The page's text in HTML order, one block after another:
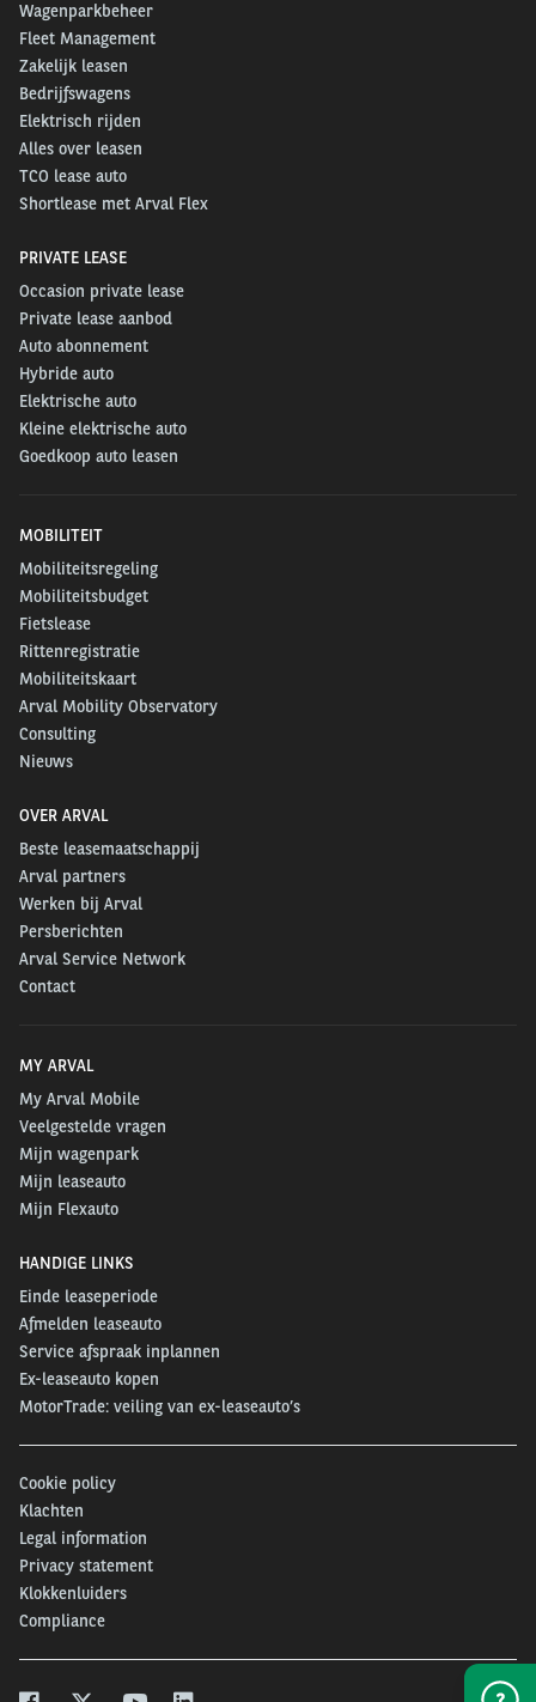
Wagenparkbeheer
Fleet Management
Zakelijk leasen
Bedrijfswagens
Elektrisch rijden
Alles over leasen
TCO lease auto
Shortlease met Arval Flex
PRIVATE LEASE
Occasion private lease
Private lease aanbod
Auto abonnement
Hybride auto
Elektrische auto
Kleine elektrische auto
Goedkoop auto leasen
MOBILITEIT
Mobiliteitsregeling
Mobiliteitsbudget
Fietslease
Rittenregistratie
Mobiliteitskaart
Arval Mobility Observatory
Consulting
Nieuws
OVER ARVAL
Beste leasemaatschappij
Arval partners
Werken bij Arval
Persberichten
Arval Service Network
Contact
MY ARVAL
My Arval Mobile
Veelgestelde vragen
Mijn wagenpark
Mijn leaseauto
Mijn Flexauto
HANDIGE LINKS
Einde leaseperiode
Afmelden leaseauto
Service afspraak inplannen
Ex-leaseauto kopen
MotorTrade: veiling van ex-leaseauto’s
Cookie policy
Klachten
Legal information
Privacy statement
Klokkenluiders
Compliance